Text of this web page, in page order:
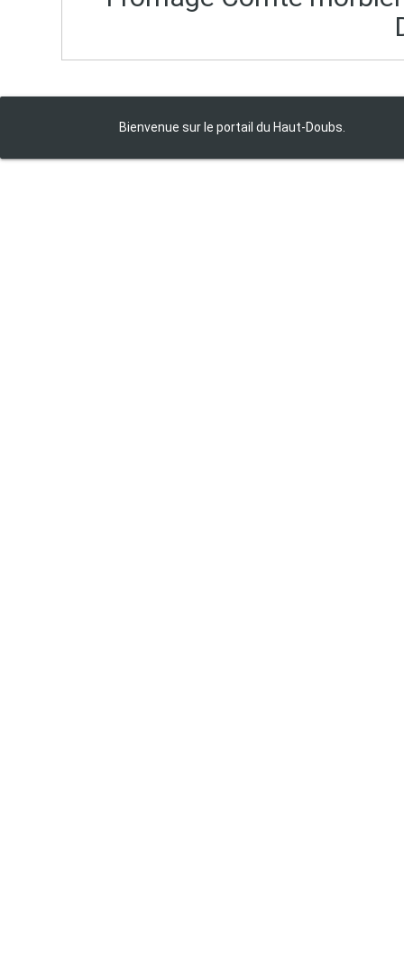
Bienvenue sur le portail du Haut‑Doubs.